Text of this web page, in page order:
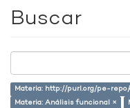
Buscar
Materia: http://purl.org/pe-
Materia: Análisis funcional ×